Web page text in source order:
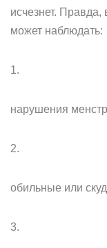
исчезнет.
может наблюдать:
1.
нарушения
2.
обильные или
3.